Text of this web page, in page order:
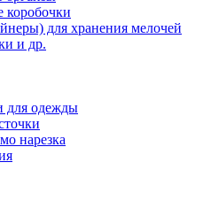
коробочки
для хранения мелочей
и др.
для одежды
нарезка